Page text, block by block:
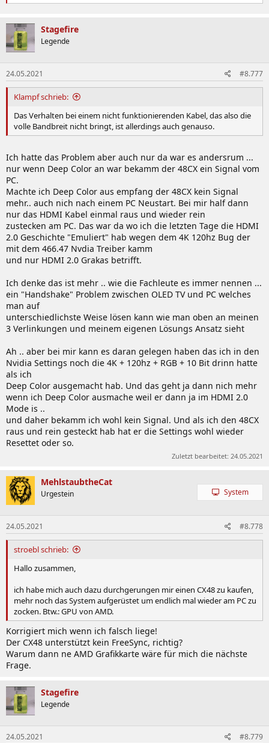
Stagefire
Legende
24.05.2021 #8.777
Klampf schrieb:
Das Verhalten bei einem nicht funktionierenden Kabel, das also die
volle Bandbreit nicht bringt, ist allerdings auch genauso.
Ich hatte das Problem aber auch nur da war es andersrum ...
nur wenn Deep Color an war bekamm der 48CX ein Signal vom
PC.
Machte ich Deep Color aus empfang der 48CX kein Signal
mehr.. auch nich nach einem PC Neustart. Bei mir half dann
nur das HDMI Kabel einmal raus und wieder rein
zustecken am PC. Das war da wo ich die letzten Tage die HDMI
2.0 Geschichte "Emuliert" hab wegen dem 4K 120hz Bug der
mit dem 466.47 Nvdia Treiber kamm
und nur HDMI 2.0 Grakas betrifft.
Ich denke das ist mehr .. wie die Fachleute es immer nennen ...
ein "Handshake" Problem zwischen OLED TV und PC welches
man auf
unterschiedlichste Weise lösen kann wie man oben an meinen
3 Verlinkungen und meinem eigenen Lösungs Ansatz sieht
Ah .. aber bei mir kann es daran gelegen haben das ich in den
Nvidia Settings noch die 4K + 120hz + RGB + 10 Bit drinn hatte
als ich
Deep Color ausgemacht hab. Und das geht ja dann nich mehr
wenn ich Deep Color ausmache weil er dann ja im HDMI 2.0
Mode is ..
und daher bekamm ich wohl kein Signal. Und als ich den 48CX
raus und rein gesteckt hab hat er die Settings wohl wieder
Resettet oder so.
Zuletzt bearbeitet: 24.05.2021
MehlstaubtheCat
Urgestein System
24.05.2021 #8.778
stroebl schrieb:
Hallo zusammen,
ich habe mich auch dazu durchgerungen mir einen CX48 zu kaufen,
mehr noch das System aufgerüstet um endlich mal wieder am PC zu
zocken. Btw.: GPU von AMD.
Korrigiert mich wenn ich falsch liege!
Der CX48 unterstützt kein FreeSync, richtig?
Warum dann ne AMD Grafikkarte wäre für mich die nächste
Frage.
Stagefire
Legende
24.05.2021 #8.779